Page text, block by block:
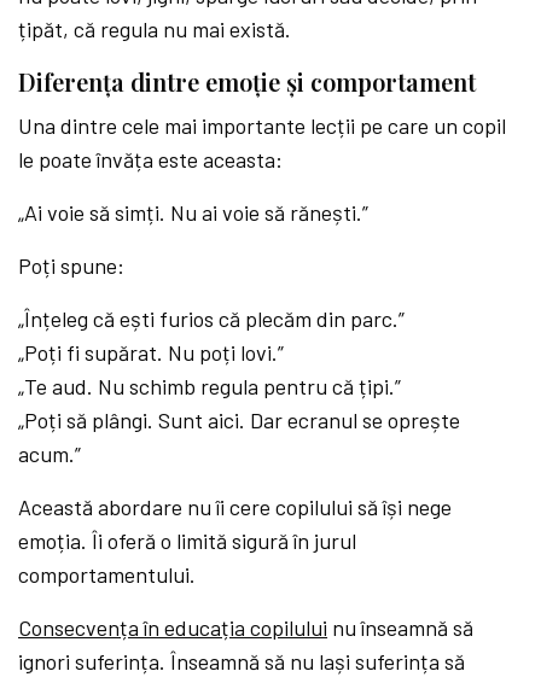
țipăt, că regula nu mai există.
Diferența dintre emoție și comportament
Una dintre cele mai importante lecții pe care un copil
le poate învăța este aceasta:
„Ai voie să simți. Nu ai voie să rănești.”
Poți spune:
„Înțeleg că ești furios că plecăm din parc.”
„Poți fi supărat. Nu poți lovi.”
„Te aud. Nu schimb regula pentru că țipi.”
„Poți să plângi. Sunt aici. Dar ecranul se oprește
acum.”
Această abordare nu îi cere copilului să își nege
emoția. Îi oferă o limită sigură în jurul
comportamentului.
Consecvența în educația copilului nu înseamnă să
ignori suferința. Înseamnă să nu lași suferința să